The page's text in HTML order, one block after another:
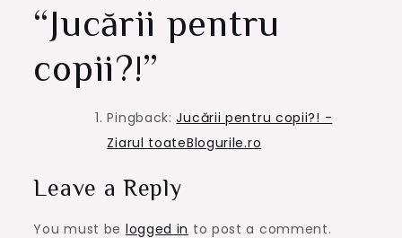
“Jucării pentru
copii?!”
Pingback:Jucării pentru copii?! -
Ziarul toateBlogurile.ro
Leave a Reply
You must be logged in to post a comment.